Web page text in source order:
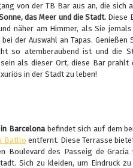
von der TB Bar aus an, die sich
das Meer und die Stadt. Diese
näher am Himmer, als Sie jemals
der Auswahl an Tapas.
so atemberaubend ist und die
als dieser Ort, diese Bar prahlt
in der Stadt zu leben!
Barcelonabefindet sich auf dem
Batllo entfernt. Diese Terrasse
Boulevard des Passeig de
Sich zu kleiden, um Eindruck zu